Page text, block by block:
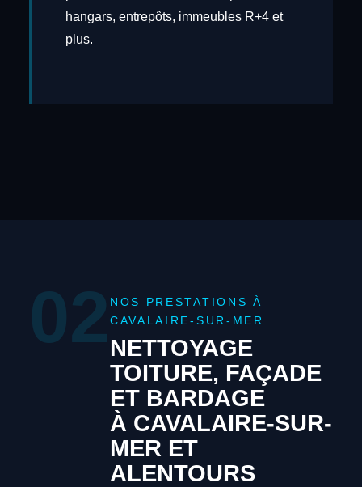
hangars, entrepôts, immeubles R+4 et
plus.
02 NOS PRESTATIONS À
CAVALAIRE-SUR-MER
NETTOYAGE
TOITURE, FAÇADE
ET BARDAGE
À CAVALAIRE-SUR-
MER ET
ALENTOURS